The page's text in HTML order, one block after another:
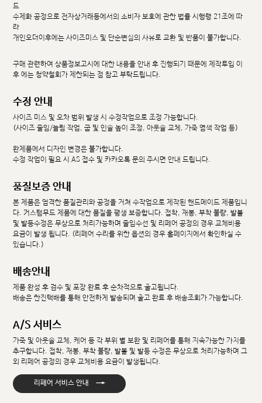
드
수제화 공정으로 전자상거래등에서의 소비자 보호에 관한 법률 시행령 21조에 따
라
개인오더이후에는 사이즈미스 및 단순변심의 사유로 교환 및 반품이 불가합니다.
구매 관련하여 상품정보고시에 대한 내용을 안내 후 진행되기 때문에 제작투입 이
후 에는 청약철회가 제한되는 점 참고 부탁드립니다.
수정 안내
사이즈 미스 및 오차 범위 발생 시 수정작업으로 조정 가능합니다.
(사이즈 줄임/늘림 작업, 굽 및 인솔 높이 조정, 아웃솔 교체, 가죽 염색 작업 등)
완제품에서 디자인 변경은 불가합니다.
수정 작업이 필요 시 AS 접수 및 카카오톡 문의 주시면 안내 드립니다.
품질보증 안내
본 제품은 엄격한 품질관리와 공정을 거쳐 수작업으로 제작된 핸드메이드 제품입니
다. 커스텀무드 제품에 대한 품질을 평생 보증합니다. 접착, 재봉, 부착 불량, 발볼
및 발등수정은 무상으로 처리가능하며 줄임수선 및 리페어 공정의 경우 교체비용
요금이 발생 됩니다. (리페어 수리를 위한 옵션의 경우 홈페이지에서 확인하실 수
있습니다.)
배송안내
제품 완성 후 검수 및 포장 완료 후 순차적으로 출고됩니다.
배송은 한진택배를 통해 안전하게 발송되며 출고 완료 후 배송조회가 가능합니다.
A/S 서비스
가죽 및 아웃솔 교체, 케어 등 각 부위 별 보완 및 리페어를 통해 지속가능한 가치를
추구합니다. 접착, 재봉, 부착 불량, 발볼 및 발등 수정은 무상으로 처리가능하며 그
외 리페어 공정의 경우 교체비용 요금이 발생됩니다.
리페어 서비스 안내 →